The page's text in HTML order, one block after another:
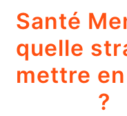
Santé
quelle
mettre
?